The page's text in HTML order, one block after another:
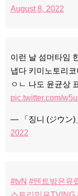
August 8, 2022
이런 날 섬머타임
냅다 키미노토리
ㅇㄴ 나도 윤균상
pic.twitter.com/
— 「징니 (ジウン)
2022
#tvN #텐트밖은유